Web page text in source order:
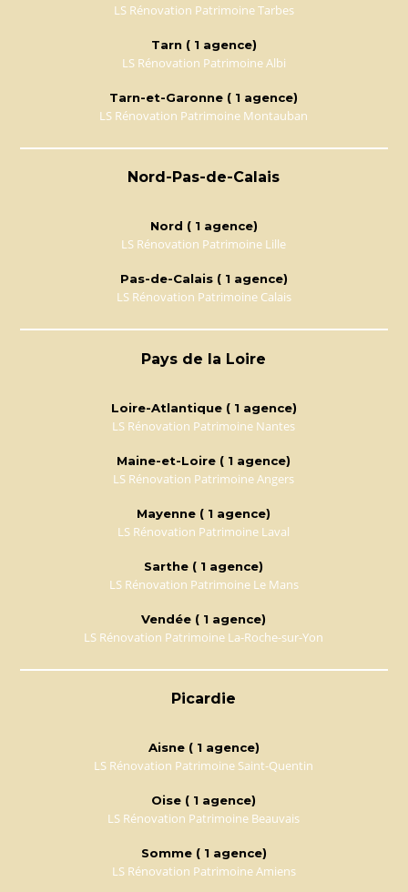
LS Rénovation Patrimoine Tarbes
Tarn ( 1 agence)
LS Rénovation Patrimoine Albi
Tarn-et-Garonne ( 1 agence)
LS Rénovation Patrimoine Montauban
Nord-Pas-de-Calais
Nord ( 1 agence)
LS Rénovation Patrimoine Lille
Pas-de-Calais ( 1 agence)
LS Rénovation Patrimoine Calais
Pays de la Loire
Loire-Atlantique ( 1 agence)
LS Rénovation Patrimoine Nantes
Maine-et-Loire ( 1 agence)
LS Rénovation Patrimoine Angers
Mayenne ( 1 agence)
LS Rénovation Patrimoine Laval
Sarthe ( 1 agence)
LS Rénovation Patrimoine Le Mans
Vendée ( 1 agence)
LS Rénovation Patrimoine La-Roche-sur-Yon
Picardie
Aisne ( 1 agence)
LS Rénovation Patrimoine Saint-Quentin
Oise ( 1 agence)
LS Rénovation Patrimoine Beauvais
Somme ( 1 agence)
LS Rénovation Patrimoine Amiens